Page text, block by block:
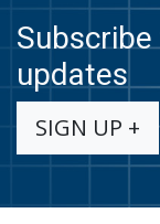
updates
SIGN UP +